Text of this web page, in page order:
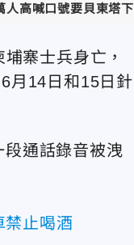
高喊口號要貝東塔下
寨士兵身亡，
月14日和15日針
通話錄音被洩
止喝酒